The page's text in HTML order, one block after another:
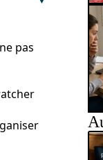
pas